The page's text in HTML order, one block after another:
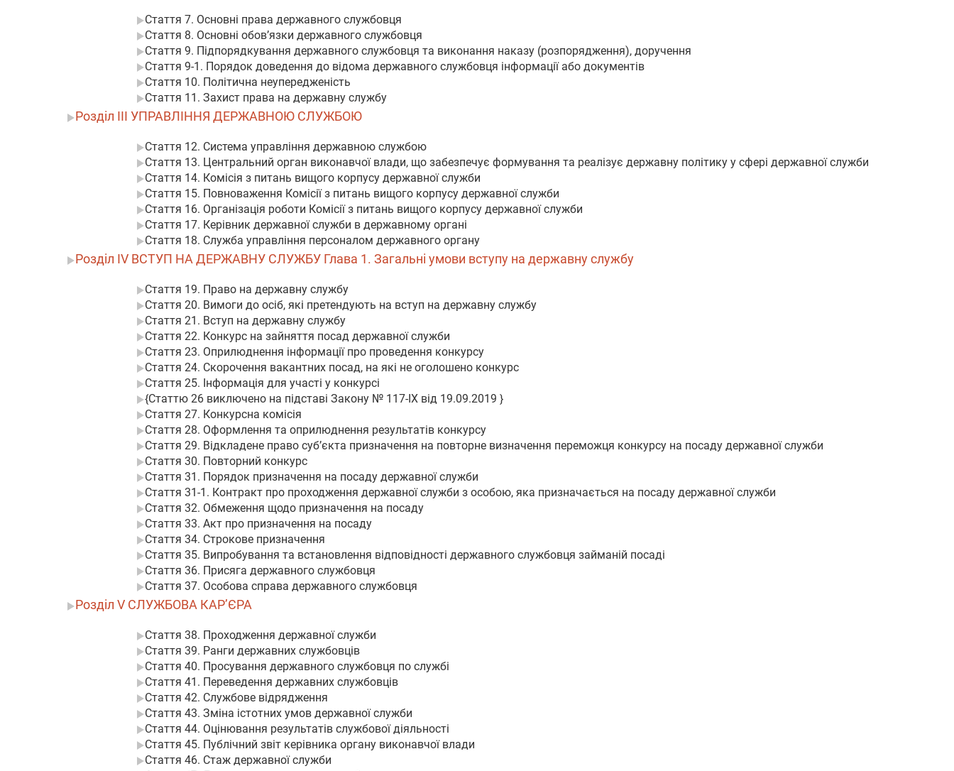
Стаття 7. Основні права державного службовця
Стаття 8. Основні обов’язки державного службовця
Стаття 9. Підпорядкування державного службовця та виконання наказу (розпорядження), доручення
Стаття 9-1. Порядок доведення до відома державного службовця інформації або документів
Стаття 10. Політична неупередженість
Стаття 11. Захист права на державну службу
Розділ III УПРАВЛІННЯ ДЕРЖАВНОЮ СЛУЖБОЮ
Стаття 12. Система управління державною службою
Стаття 13. Центральний орган виконавчої влади, що забезпечує формування та реалізує державну політику у сфері державної служби
Стаття 14. Комісія з питань вищого корпусу державної служби
Стаття 15. Повноваження Комісії з питань вищого корпусу державної служби
Стаття 16. Організація роботи Комісії з питань вищого корпусу державної служби
Стаття 17. Керівник державної служби в державному органі
Стаття 18. Служба управління персоналом державного органу
Розділ IV ВСТУП НА ДЕРЖАВНУ СЛУЖБУ Глава 1. Загальні умови вступу на державну службу
Стаття 19. Право на державну службу
Стаття 20. Вимоги до осіб, які претендують на вступ на державну службу
Стаття 21. Вступ на державну службу
Стаття 22. Конкурс на зайняття посад державної служби
Стаття 23. Оприлюднення інформації про проведення конкурсу
Стаття 24. Скорочення вакантних посад, на які не оголошено конкурс
Стаття 25. Інформація для участі у конкурсі
{Статтю 26 виключено на підставі Закону № 117-IX від 19.09.2019 }
Стаття 27. Конкурсна комісія
Стаття 28. Оформлення та оприлюднення результатів конкурсу
Стаття 29. Відкладене право суб’єкта призначення на повторне визначення переможця конкурсу на посаду державної служби
Стаття 30. Повторний конкурс
Стаття 31. Порядок призначення на посаду державної служби
Стаття 31-1. Контракт про проходження державної служби з особою, яка призначається на посаду державної служби
Стаття 32. Обмеження щодо призначення на посаду
Стаття 33. Акт про призначення на посаду
Стаття 34. Строкове призначення
Стаття 35. Випробування та встановлення відповідності державного службовця займаній посаді
Стаття 36. Присяга державного службовця
Стаття 37. Особова справа державного службовця
Розділ V СЛУЖБОВА КАР’ЄРА
Стаття 38. Проходження державної служби
Стаття 39. Ранги державних службовців
Стаття 40. Просування державного службовця по службі
Стаття 41. Переведення державних службовців
Стаття 42. Службове відрядження
Стаття 43. Зміна істотних умов державної служби
Стаття 44. Оцінювання результатів службової діяльності
Стаття 45. Публічний звіт керівника органу виконавчої влади
Стаття 46. Стаж державної служби